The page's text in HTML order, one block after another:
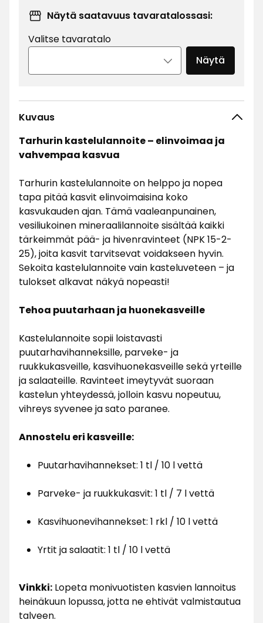
Näytä saatavuus tavaratalossasi:
Valitse tavaratalo
Näytä
Kuvaus
Tarhurin kastelulannoite – elinvoimaa ja
vahvempaa kasvua
Tarhurin kastelulannoite on helppo ja nopea
tapa pitää kasvit elinvoimaisina koko
kasvukauden ajan. Tämä vaaleanpunainen,
vesiliukoinen mineraalilannoite sisältää kaikki
tärkeimmät pää- ja hivenravinteet (NPK 15-2-
25), joita kasvit tarvitsevat voidakseen hyvin.
Sekoita kastelulannoite vain kasteluveteen – ja
tulokset alkavat näkyä nopeasti!
Tehoa puutarhaan ja huonekasveille
Kastelulannoite sopii loistavasti
puutarhavihanneksille, parveke- ja
ruukkukasveille, kasvihuonekasveille sekä yrteille
ja salaateille. Ravinteet imeytyvät suoraan
kastelun yhteydessä, jolloin kasvu nopeutuu,
vihreys syvenee ja sato paranee.
Annostelu eri kasveille:
Puutarhavihannekset: 1 tl / 10 l vettä
Parveke- ja ruukkukasvit: 1 tl / 7 l vettä
Kasvihuonevihannekset: 1 rkl / 10 l vettä
Yrtit ja salaatit: 1 tl / 10 l vettä
Vinkki: Lopeta monivuotisten kasvien lannoitus
heinäkuun lopussa, jotta ne ehtivät valmistautua
talveen.